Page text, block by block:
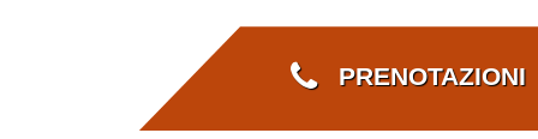
PRENOTAZIONI